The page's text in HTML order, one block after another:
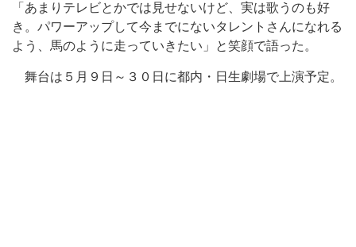
「あまりテレビとかでは見せないけど、実は歌うのも好
き。パワーアップして今までにないタレントさんになれる
よう、馬のように走っていきたい」と笑顔で語った。
舞台は５月９日～３０日に都内・日生劇場で上演予定。